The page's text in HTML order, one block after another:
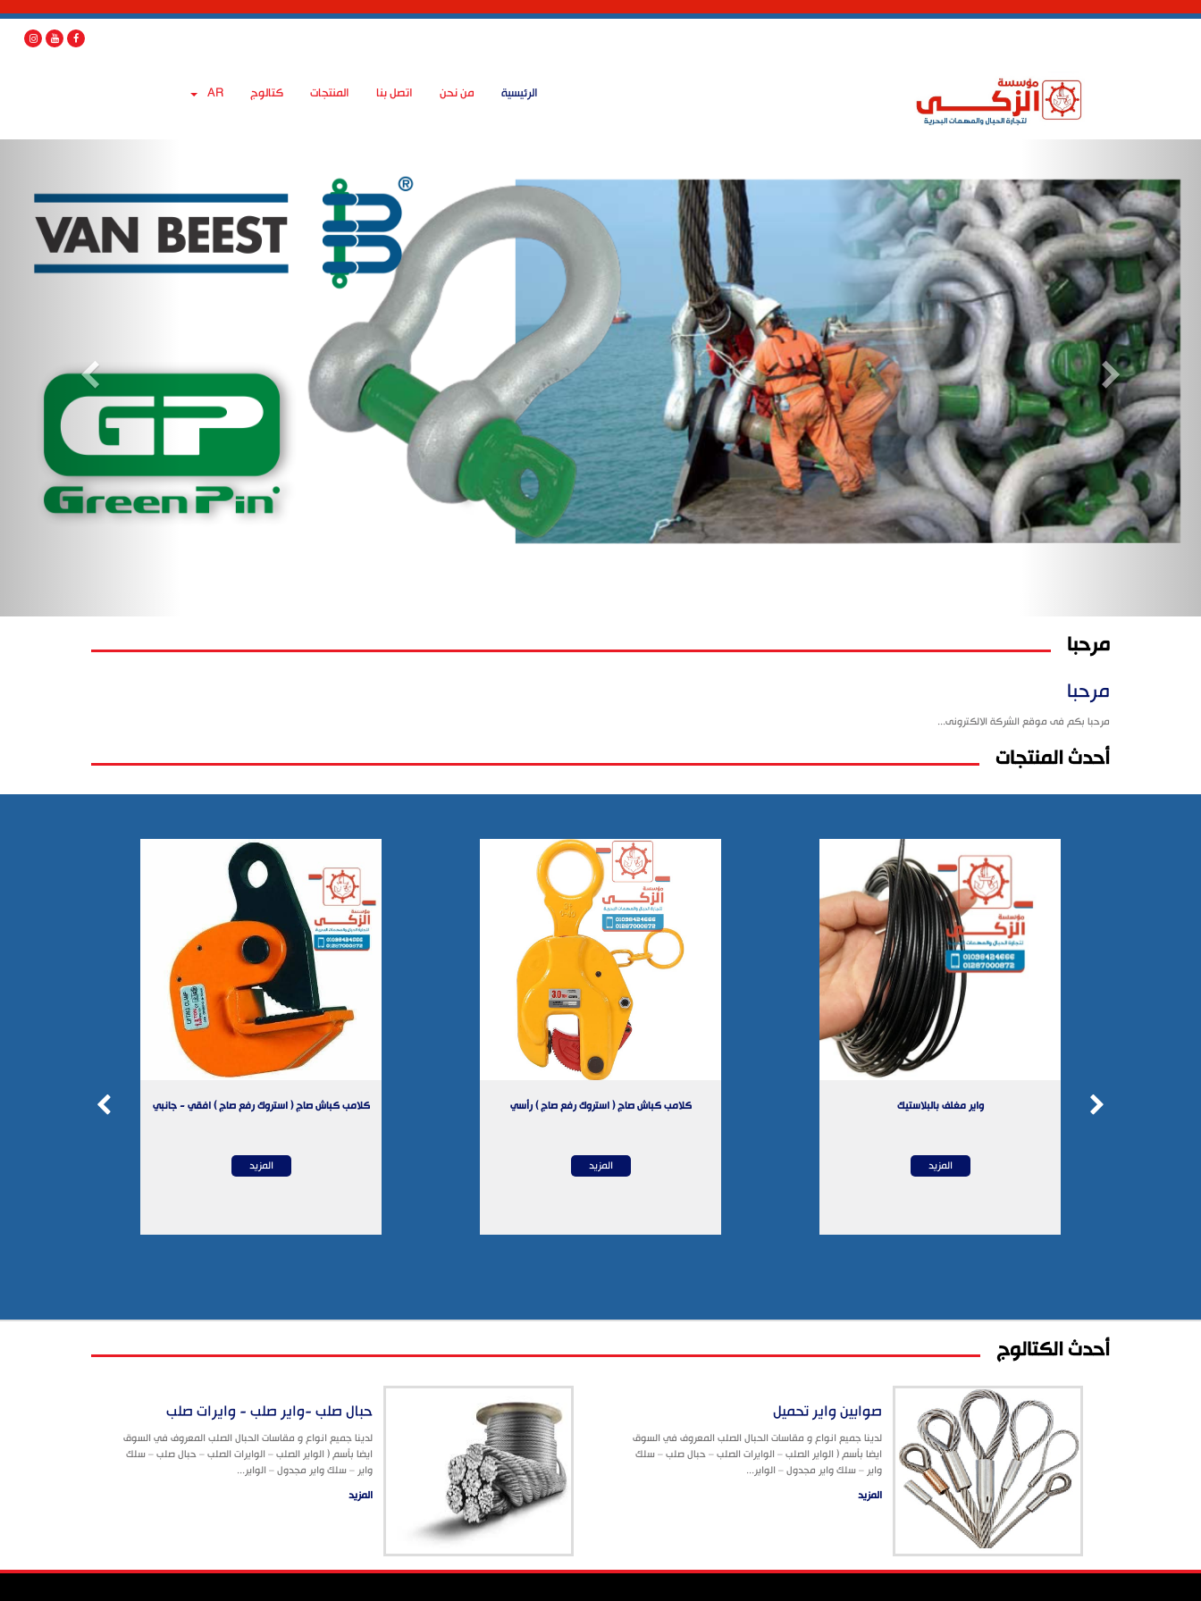
الرئيسية من نحن اتصل بنا المنتجات كتالوج AR
مرحبا
مرحبا
مرحبا بكم فى موقع الشركة الالكترونى...
أحدث المنتجات
كلامب كباش صاج ( استروك رفع صاج ) افقي - جانبي كلامب كباش صاج ( استروك رفع صاج ) رأسي
أحدث الكتالوج
صوابين واير تحميل
لدينا جميع انواع و مقاسات الحبال الصلب المعروف في السوق
ايضا بأسم ( الواير الصلب – الوايرات الصلب – حبال صلب – سلك
واير – سلك واير مجدول – الواير...
المزيد
حبال صلب -واير صلب - وايرات صلب
لدينا جميع انواع و مقاسات الحبال الصلب المعروف في السوق
ايضا بأسم ( الواير الصلب – الوايرات الصلب – حبال صلب – سلك
واير – سلك واير مجدول – الواير...
المزيد